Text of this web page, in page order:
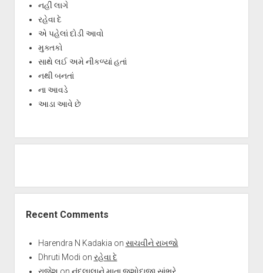
નહીં લાગે
રહેવા દે
એ પહેલાં દોડી આવો
મુક્તકો
સાથે લઈ અમે નીકળ્યાં હતાં
નથી બનતાં
ના આવડે
આડા આવે છે
Recent Comments
Harendra N Kadakia on સાચવીને રાખજો
Dhruti Modi on રહેવા દે